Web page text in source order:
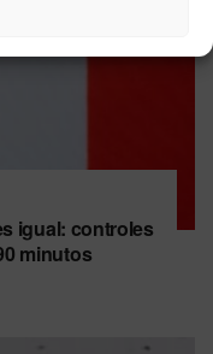
igual: controles
minutos